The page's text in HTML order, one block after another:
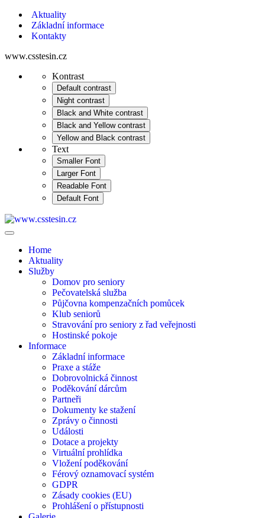
Aktuality
Základní informace
Kontakty
www.csstesin.cz
Kontrast
Default contrast
Night contrast
Black and White contrast
Black and Yellow contrast
Yellow and Black contrast
Text
Smaller Font
Larger Font
Readable Font
Default Font
Home
Aktuality
Služby
Domov pro seniory
Pečovatelská služba
Půjčovna kompenzačních pomůcek
Klub seniorů
Stravování pro seniory z řad veřejnosti
Hostinské pokoje
Informace
Základní informace
Praxe a stáže
Dobrovolnická činnost
Poděkování dárcům
Partneři
Dokumenty ke stažení
Zprávy o činnosti
Události
Dotace a projekty
Virtuální prohlídka
Vložení poděkování
Férový oznamovací systém
GDPR
Zásady cookies (EU)
Prohlášení o přístupnosti